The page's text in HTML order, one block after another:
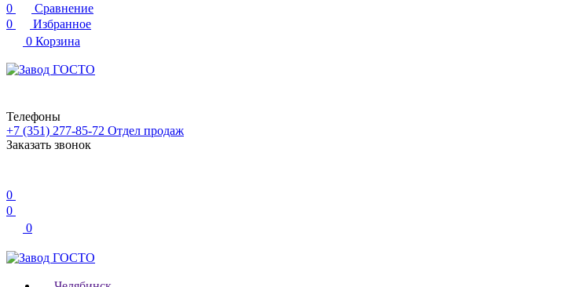
0
Сравнение
0
Избранное
0 Корзина
Телефоны
+7 (351) 277-85-72 Отдел продаж
Заказать звонок
0
0
0